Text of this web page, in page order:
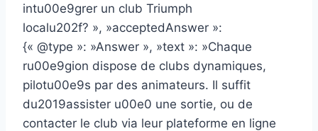
intu00e9grer un club Triumph
localu202f? », »acceptedAnswer »:
{« @type »: »Answer », »text »: »Chaque
ru00e9gion dispose de clubs dynamiques,
pilotu00e9s par des animateurs. Il suffit
du2019assister u00e0 une sortie, ou de
contacter le club via leur plateforme en ligne